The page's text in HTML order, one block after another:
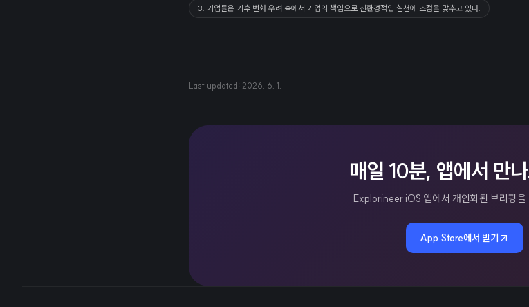
3. 기업들은 기후 변화 우려 속에서 기업의 책임으로 친환경적인 실천에 초점을 맞추고 있다.
Last updated: 2026. 6. 1.
매일 10분, 앱에서 만
Explorineer iOS 앱에서 개인화된 브리핑을
App Store에서 받기